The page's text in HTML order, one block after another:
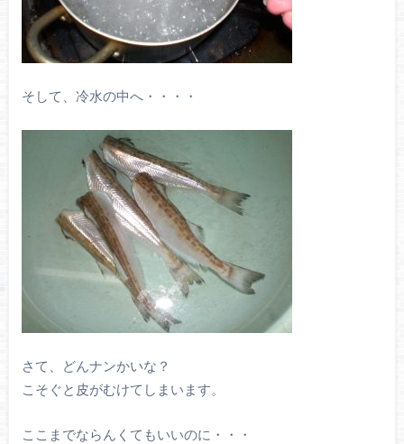
そして、冷水の中へ・・・・
さて、どんナンかいな？
こそぐと皮がむけてしまいます。
ここまでならんくてもいいのに・・・